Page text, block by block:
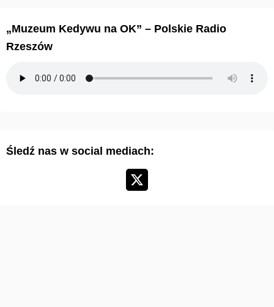
k
„Muzeum Kedywu na OK” – Polskie Radio
Rzeszów
Śledź nas w social mediach: